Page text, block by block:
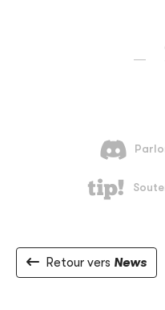
Retour vers News